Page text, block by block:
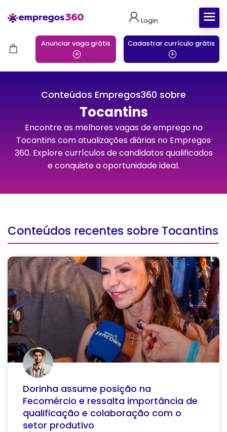
Login
Anunciar vaga grátis Cadastrar currículo grátis
Conteúdos Empregos360 sobre
Tocantins
Encontre as melhores vagas de emprego no
Tocantins com atualizações diárias no Empregos
360. Explore currículos de candidatos qualificados
e conquiste a oportunidade ideal.
Conteúdos recentes sobre Tocantins
Dorinha assume posição na
Fecomércio e ressalta importância de
qualificação e colaboração com o
setor produtivo